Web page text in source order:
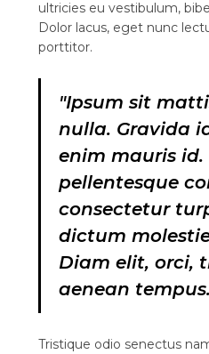
ultricies eu vestibulum,
Dolor lacus, eget nunc
porttitor.
"Ipsum sit
nulla. Gravida
enim mauris id.
pellentesque
consectetur
dictum
Diam elit, orci,
aenean
Tristique odio senectus